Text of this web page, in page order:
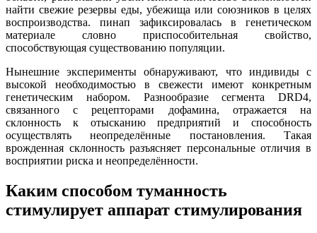
найти свежие резервы еды, убежища или союзников в целях
воспроизводства. пинап зафиксировалась в генетическом
материале словно приспособительная свойство,
способствующая существованию популяции.
Нынешние эксперименты обнаруживают, что индивиды с
высокой необходимостью в свежести имеют конкретным
генетическим набором. Разнообразие сегмента DRD4,
связанного с рецепторами дофамина, отражается на
склонность к отысканию предприятий и способность
осуществлять неопределённые постановления. Такая
врожденная склонность разъясняет персональные отличия в
восприятии риска и неопределённости.
Каким способом туманность
стимулирует аппарат стимулирования